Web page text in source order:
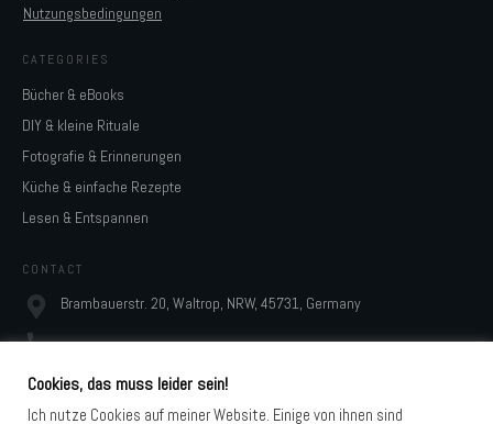
Nutzungsbedingungen
CATEGORIES
Bücher & eBooks
DIY & kleine Rituale
Fotografie & Erinnerungen
Küche & einfache Rezepte
Lesen & Entspannen
CONTACT
Brambauerstr. 20, Waltrop, NRW, 45731, Germany
monja@digidesignresort.de
Cookies, das muss leider sein!
Ich nutze Cookies auf meiner Website. Einige von ihnen sind